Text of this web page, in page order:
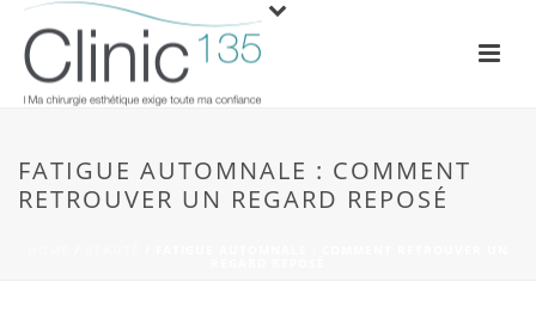
FATIGUE AUTOMNALE : COMMENT
RETROUVER UN REGARD REPOSÉ